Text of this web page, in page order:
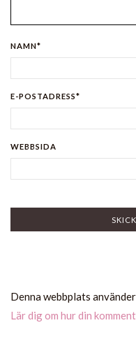
NAMN*
E-POSTADRESS*
WEBBSIDA
Denna webbplats
Lär dig om hur din